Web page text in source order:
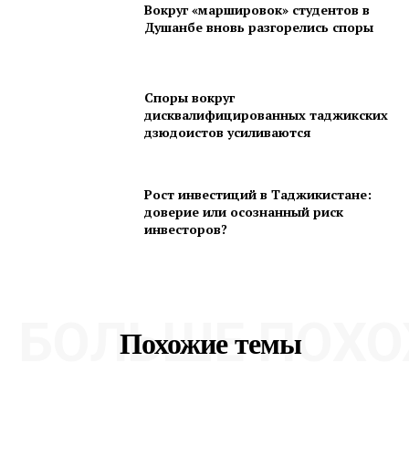
Вокруг «маршировок» студентов в
Душанбе вновь разгорелись споры
Споры вокруг
дисквалифицированных таджикских
дзюдоистов усиливаются
Рост инвестиций в Таджикистане:
доверие или осознанный риск
инвесторов?
Похожие темы
БОЛЬШЕ